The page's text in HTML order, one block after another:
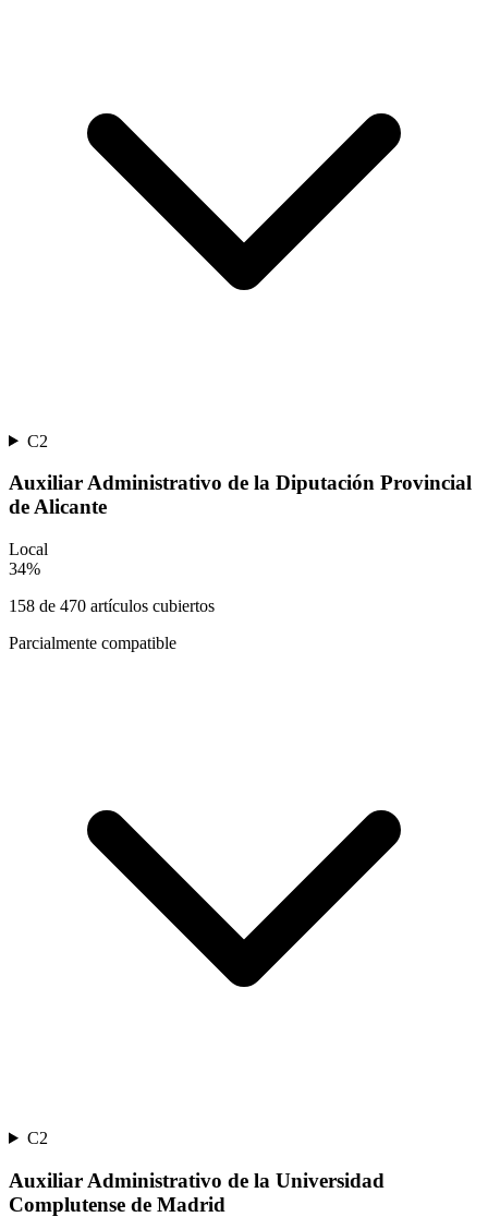
C2
Auxiliar Administrativo de la Diputación Provincial
de Alicante
Local
34%
158 de 470 artículos cubiertos
Parcialmente compatible
C2
Auxiliar Administrativo de la Universidad
Complutense de Madrid